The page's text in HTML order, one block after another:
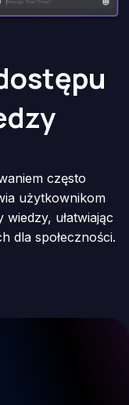
często
użytkownikom
ułatwiając
dla społeczności.